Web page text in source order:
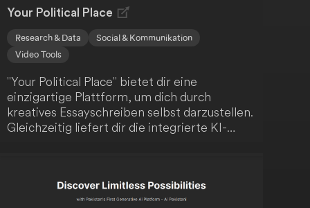
Your Political Place
Research & Data
Social & Kommunikation
Video Tools
"Your Political Place" bietet dir eine
einzigartige Plattform, um dich durch
kreatives Essayschreiben selbst darzustellen.
Gleichzeitig liefert dir die integrierte KI-
Möglichkeiten modernster Technologie.